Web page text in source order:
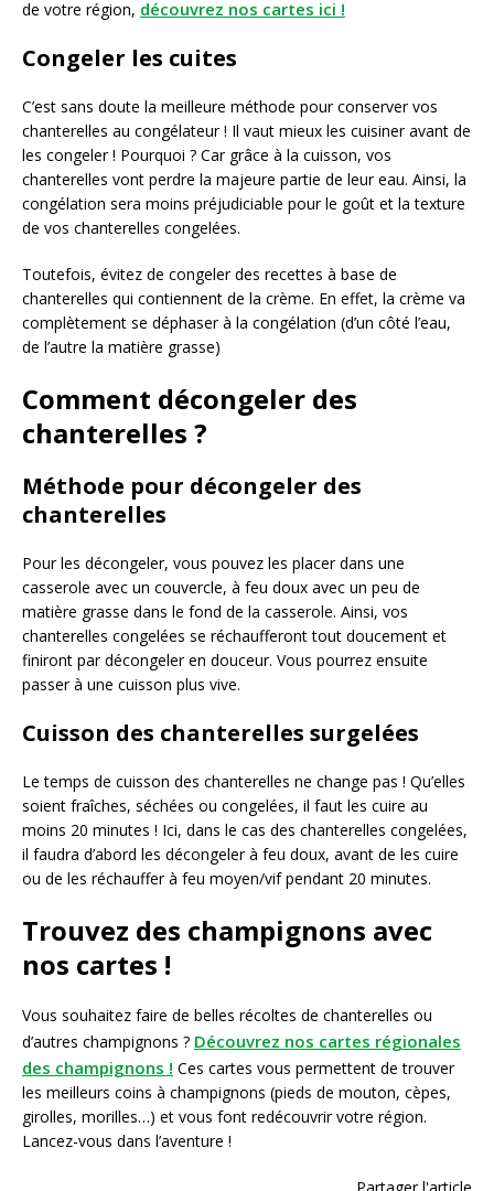
de votre région, découvrez nos cartes ici !
Congeler les cuites
C’est sans doute la meilleure méthode pour conserver vos
chanterelles au congélateur ! Il vaut mieux les cuisiner avant de
les congeler ! Pourquoi ? Car grâce à la cuisson, vos
chanterelles vont perdre la majeure partie de leur eau. Ainsi, la
congélation sera moins préjudiciable pour le goût et la texture
de vos chanterelles congelées.
Toutefois, évitez de congeler des recettes à base de
chanterelles qui contiennent de la crème. En effet, la crème va
complètement se déphaser à la congélation (d’un côté l’eau,
de l’autre la matière grasse)
Comment décongeler des
chanterelles ?
Méthode pour décongeler des
chanterelles
Pour les décongeler, vous pouvez les placer dans une
casserole avec un couvercle, à feu doux avec un peu de
matière grasse dans le fond de la casserole. Ainsi, vos
chanterelles congelées se réchaufferont tout doucement et
finiront par décongeler en douceur. Vous pourrez ensuite
passer à une cuisson plus vive.
Cuisson des chanterelles surgelées
Le temps de cuisson des chanterelles ne change pas ! Qu’elles
soient fraîches, séchées ou congelées, il faut les cuire au
moins 20 minutes ! Ici, dans le cas des chanterelles congelées,
il faudra d’abord les décongeler à feu doux, avant de les cuire
ou de les réchauffer à feu moyen/vif pendant 20 minutes.
Trouvez des champignons avec
nos cartes !
Vous souhaitez faire de belles récoltes de chanterelles ou
d’autres champignons ? Découvrez nos cartes régionales
des champignons ! Ces cartes vous permettent de trouver
les meilleurs coins à champignons (pieds de mouton, cèpes,
girolles, morilles…) et vous font redécouvrir votre région.
Lancez-vous dans l’aventure !